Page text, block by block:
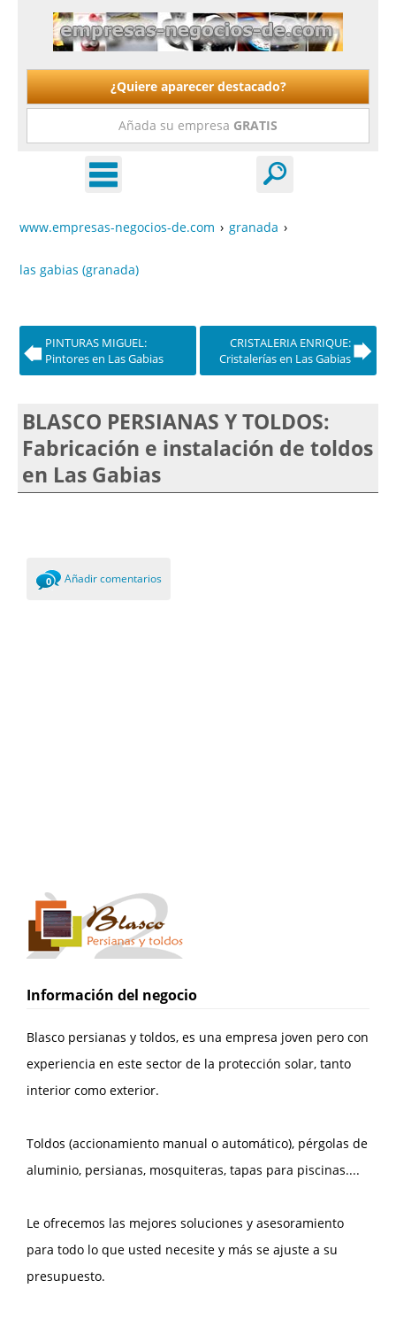
¿Quiere aparecer destacado?
Añada su empresa GRATIS
www.empresas-negocios-de.com › granada ›
las gabias (granada)
PINTURAS MIGUEL:
Pintores en Las Gabias
CRISTALERIA ENRIQUE:
Cristalerías en Las Gabias
BLASCO PERSIANAS Y TOLDOS:
Fabricación e instalación de toldos
en Las Gabias
0 Añadir comentarios
Información del negocio
Blasco persianas y toldos, es una empresa joven pero con
experiencia en este sector de la protección solar, tanto
interior como exterior.
Toldos (accionamiento manual o automático), pérgolas de
aluminio, persianas, mosquiteras, tapas para piscinas....
Le ofrecemos las mejores soluciones y asesoramiento
para todo lo que usted necesite y más se ajuste a su
presupuesto.